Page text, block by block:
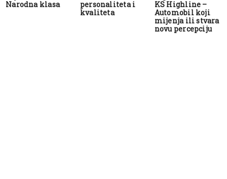
Narodna klasa
personaliteta i
kvaliteta
KS Highline –
Automobil koji
mijenja ili stvara
novu percepciju